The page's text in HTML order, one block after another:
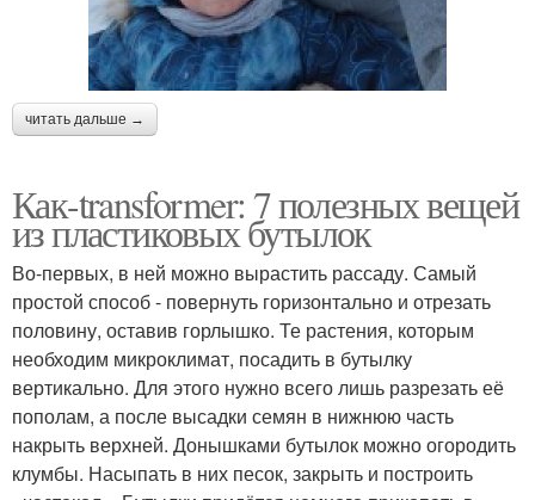
читать дальше →
Как-transformer: 7 полезных вещей
из пластиковых бутылок
Во-первых, в ней можно вырастить рассаду. Самый
простой способ - повернуть горизонтально и отрезать
половину, оставив горлышко. Те растения, которым
необходим микроклимат, посадить в бутылку
вертикально. Для этого нужно всего лишь разрезать её
пополам, а после высадки семян в нижнюю часть
накрыть верхней. Донышками бутылок можно огородить
клумбы. Насыпать в них песок, закрыть и построить